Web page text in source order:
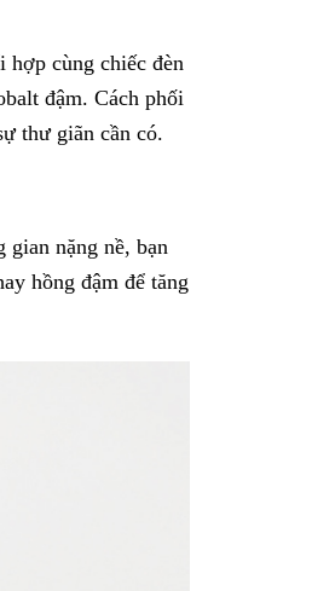
hợp cùng chiếc đèn
đậm. Cách phối
thư giãn cần có.
gian nặng nề, bạn
hồng đậm để tăng